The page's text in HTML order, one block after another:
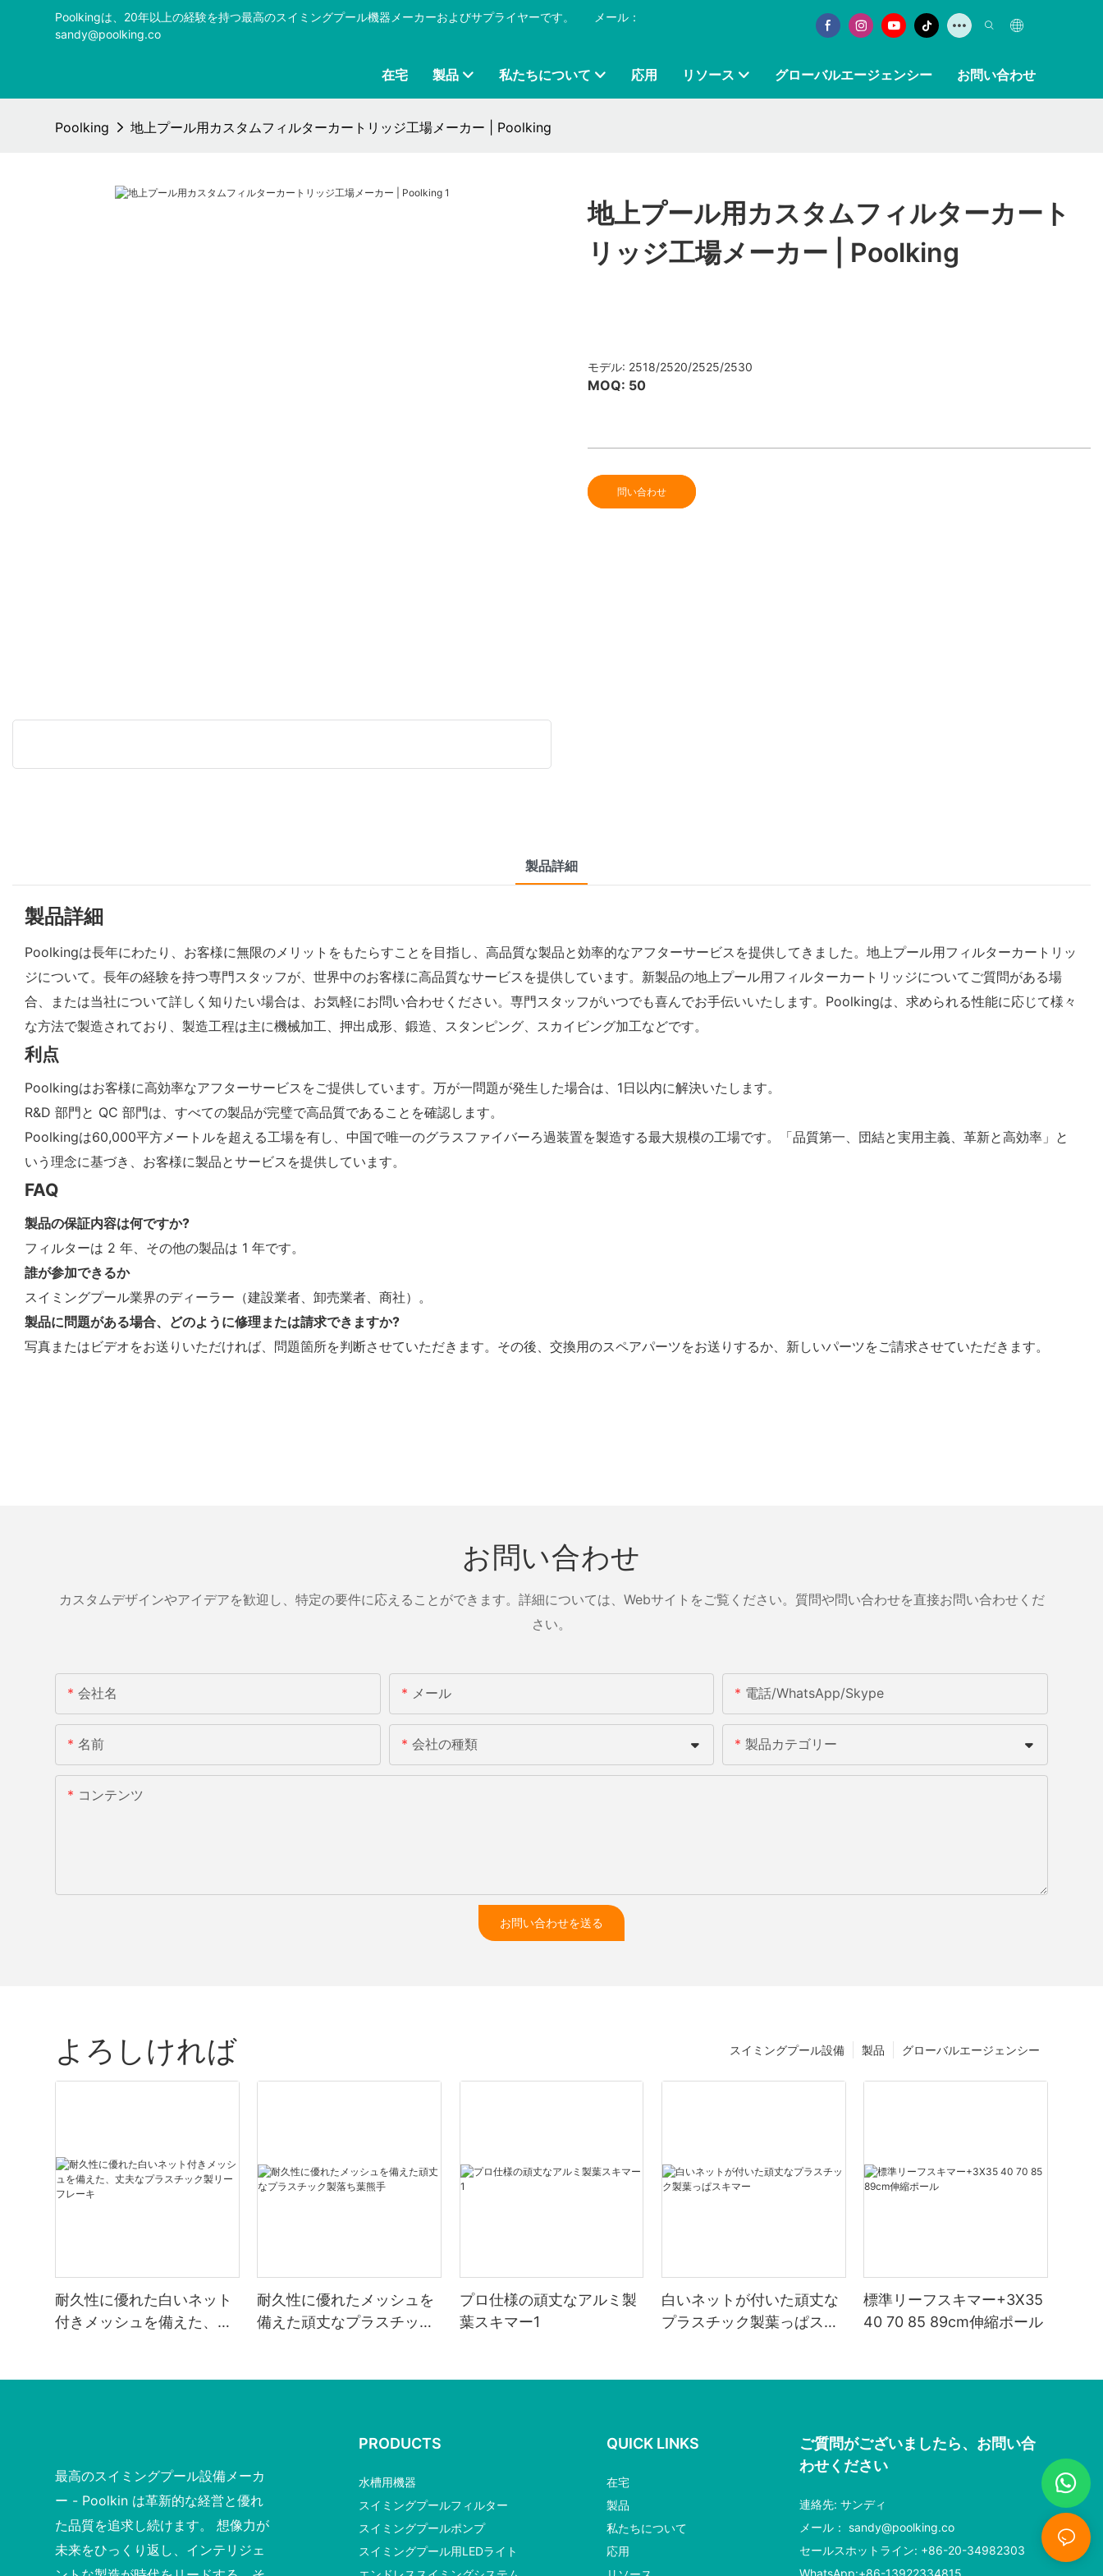
Poolkingは、20年以上の経験を持つ最高のスイミングプール機器メーカーおよびサプライヤーです。
メール：
sandy@poolking.co
在宅 製品 私たちについて 応用 リソース グローバルエージェンシー お問い合わせ
Poolking 地上プール用カスタムフィルターカートリッジ工場メーカー | Poolking
地上プール用カスタムフィルターカート
リッジ工場メーカー | Poolking
モデル: 2518/2520/2525/2530
MOQ: 50
問い合わせ
製品詳細
製品詳細
Poolkingは長年にわたり、お客様に無限のメリットをもたらすことを目指し、高品質な製品と効率的なアフターサービスを提供してきました。地上プール用フィルターカートリッ
ジについて。長年の経験を持つ専門スタッフが、世界中のお客様に高品質なサービスを提供しています。新製品の地上プール用フィルターカートリッジについてご質問がある場
合、または当社について詳しく知りたい場合は、お気軽にお問い合わせください。専門スタッフがいつでも喜んでお手伝いいたします。Poolkingは、求められる性能に応じて様々
な方法で製造されており、製造工程は主に機械加工、押出成形、鍛造、スタンピング、スカイビング加工などです。
利点
Poolkingはお客様に高効率なアフターサービスをご提供しています。万が一問題が発生した場合は、1日以内に解決いたします。
R&D 部門と QC 部門は、すべての製品が完璧で高品質であることを確認します。
Poolkingは60,000平方メートルを超える工場を有し、中国で唯一のグラスファイバーろ過装置を製造する最大規模の工場です。「品質第一、団結と実用主義、革新と高効率」と
いう理念に基づき、お客様に製品とサービスを提供しています。
FAQ
製品の保証内容は何ですか?
フィルターは 2 年、その他の製品は 1 年です。
誰が参加できるか
スイミングプール業界のディーラー（建設業者、卸売業者、商社）。
製品に問題がある場合、どのように修理または請求できますか?
写真またはビデオをお送りいただければ、問題箇所を判断させていただきます。その後、交換用のスペアパーツをお送りするか、新しいパーツをご請求させていただきます。
お問い合わせ
カスタムデザインやアイデアを歓迎し、特定の要件に応えることができます。詳細については、Webサイトをご覧ください。質問や問い合わせを直接お問い合わせくだ
さい。
会社名 メール 電話/WhatsApp/Skype
名前 会社の種類 製品カテゴリー
コンテンツ
お問い合わせを送る
よろしければ グローバルエージェンシー
製品
スイミングプール設備
耐久性に優れた白いネット
付きメッシュを備えた、丈
耐久性に優れたメッシュを
備えた頑丈なプラスチック
プロ仕様の頑丈なアルミ製
葉スキマー1
白いネットが付いた頑丈な
プラスチック製葉っぱスキ
標準リーフスキマー+3X35
40 70 85 89cm伸縮ポール
最高のスイミングプール設備メーカ
ー - Poolkin は革新的な経営と優れ
た品質を追求し続けます。 想像力が
未来をひっくり返し、インテリジェ
PRODUCTS
水槽用機器
スイミングプールフィルター
スイミングプールポンプ
スイミングプール用LEDライト
QUICK LINKS
在宅
製品
私たちについて
応用
ご質問がございましたら、お問い合
わせください
連絡先: サンディ
メール：sandy@poolking.co
セールスホットライン: +86-20-34982303
WhatsApp:+86-13922334815